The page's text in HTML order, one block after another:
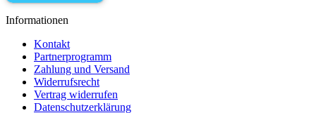
Informationen
Kontakt
Partnerprogramm
Zahlung und Versand
Widerrufsrecht
Vertrag widerrufen
Datenschutzerklärung